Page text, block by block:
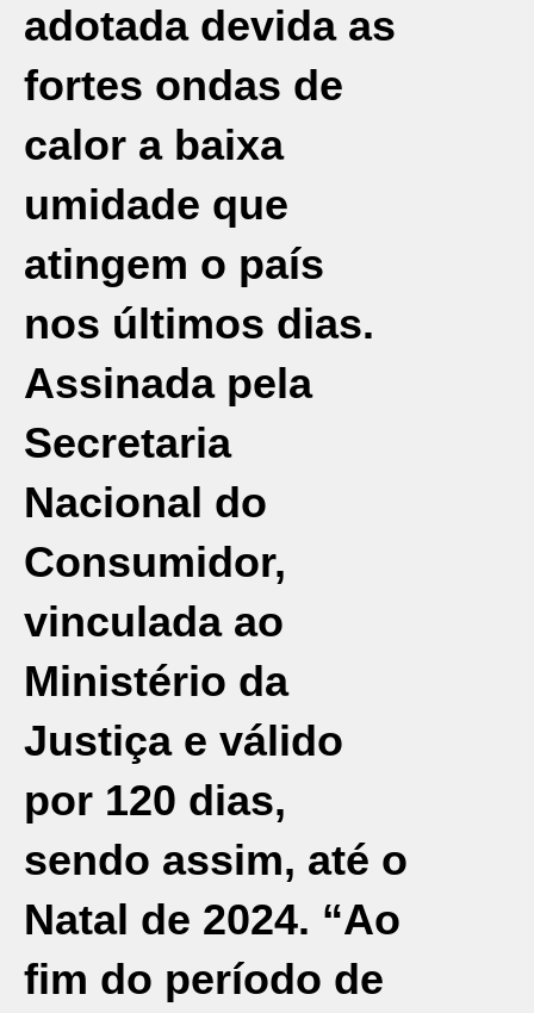
adotada devida as
fortes ondas de
calor a baixa
umidade que
atingem o país
nos últimos dias.
Assinada pela
Secretaria
Nacional do
Consumidor,
vinculada ao
Ministério da
Justiça e válido
por 120 dias,
sendo assim, até o
Natal de 2024. “Ao
fim do período de